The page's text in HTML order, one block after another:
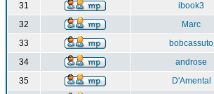
31
ibook3
32
Marc
33
bobcassuto
34
androse
35
D'Amental